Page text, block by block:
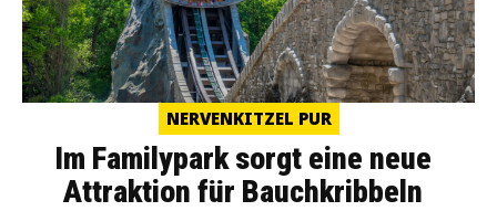
NERVENKITZEL PUR
Im Familypark sorgt eine neue
Attraktion für Bauchkribbeln